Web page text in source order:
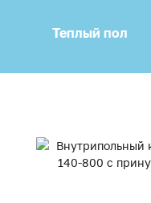
Теплый пол